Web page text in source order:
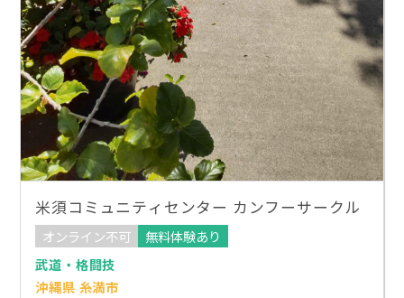
米須コミュニティセンター カンフーサークル
オンライン不可
無料体験あり
武道・格闘技
沖縄県 糸満市